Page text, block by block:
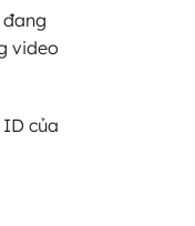
video
của